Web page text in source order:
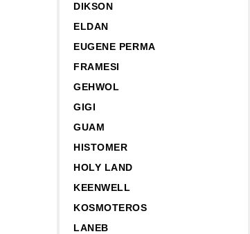
DIKSON
ELDAN
EUGENE PERMA
FRAMESI
GEHWOL
GIGI
GUAM
HISTOMER
HOLY LAND
KEENWELL
KOSMOTEROS
LANEB